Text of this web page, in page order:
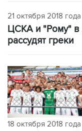
21 октября 2018 года
ЦСКА и "Рому"
рассудят греки
18 октября 2018